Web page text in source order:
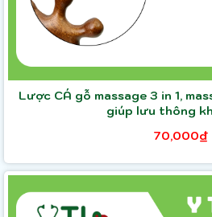
Lược CÁ gỗ massage 3 in 1,
giúp lưu thông
70,000₫